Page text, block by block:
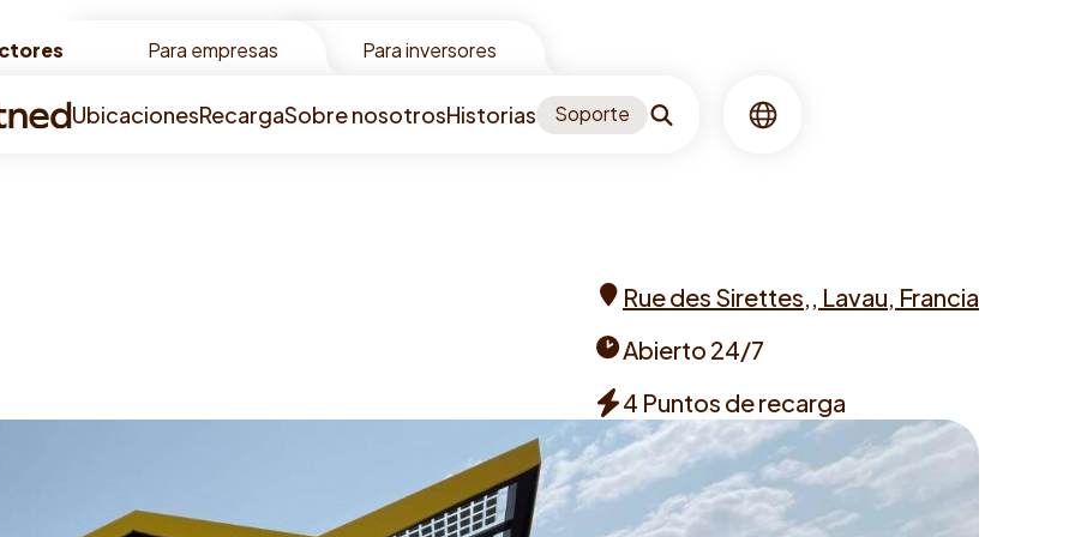
Para empresas Para inversores
UbicacionesRecargaSobre nosotrosHistorias Soporte Buscar Idioma
Rue des Sirettes,, Lavau, Francia
times
Abierto 24/7
Chargers
4 Puntos de recarga